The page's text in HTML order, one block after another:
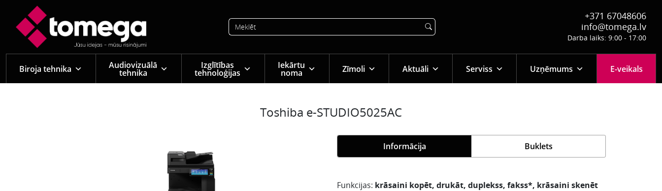
Skip to main content
+371 67048606
info@tomega.lv
Darba laiks: 9:00 - 17:00
Biroja tehnika Audiovizuālā
tehnika
Izglītības
tehnoloģijas
Iekārtu
noma Zīmoli Aktuāli Serviss Uzņēmums E-veikals
Toshiba e-STUDIO5025AC
Informācija Buklets
Funkcijas: krāsaini kopēt, drukāt, duplekss, fakss*, krāsaini skenēt